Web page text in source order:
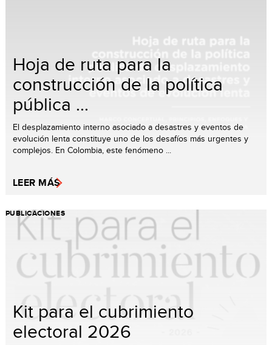
Hoja de ruta para la
construcción de la política
pública ...
El desplazamiento interno asociado a desastres y eventos de
evolución lenta constituye uno de los desafíos más urgentes y
complejos. En Colombia, este fenómeno ...
LEER MÁS
PUBLICACIONES
Kit para el cubrimiento
electoral 2026